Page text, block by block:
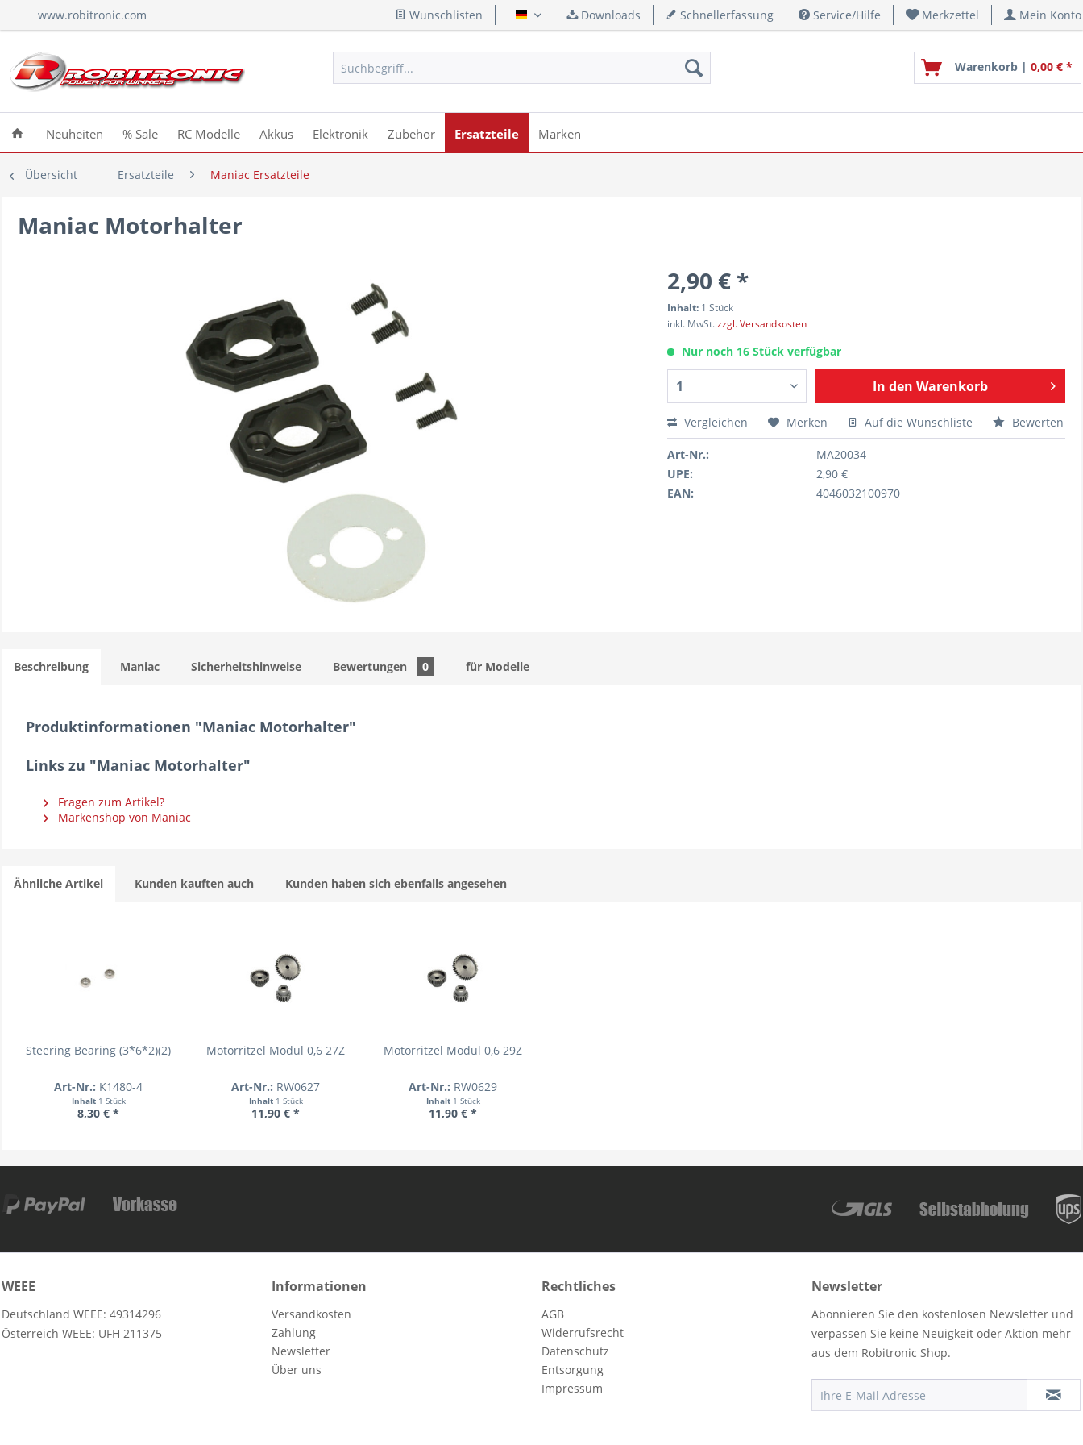
www.robitronic.com Wunschlisten Deutsch Downloads Schnellerfassung Service/Hilfe Merkzettel Mein Konto
Warenkorb | 0,00 € *
Neuheiten % Sale RC Modelle Akkus Elektronik Zubehör Ersatzteile Marken
Übersicht Ersatzteile Maniac Ersatzteile
Maniac Motorhalter
2,90 € *
Inhalt: 1 Stück
inkl. MwSt.zzgl. Versandkosten
Nur noch 16 Stück verfügbar
In den Warenkorb
Vergleichen Merken Auf die Wunschliste Bewerten
Art-Nr.:
MA20034
UPE:
2,90 €
EAN:
4046032100970
Beschreibung Maniac Sicherheitshinweise Bewertungen 0 für Modelle
Produktinformationen "Maniac Motorhalter"
Links zu "Maniac Motorhalter"
Fragen zum Artikel?
Markenshop von Maniac
Ähnliche Artikel Kunden kauften auch Kunden haben sich ebenfalls angesehen
Steering Bearing (3*6*2)(2)
Art-Nr.: K1480-4
Inhalt 1 Stück
8,30 € *
Motorritzel Modul 0,6 27Z
Art-Nr.: RW0627
Inhalt 1 Stück
11,90 € *
Motorritzel Modul 0,6 29Z
Art-Nr.: RW0629
Inhalt 1 Stück
11,90 € *
WEEE
Deutschland WEEE: 49314296
Österreich WEEE: UFH 211375
Informationen
Versandkosten
Zahlung
Newsletter
Über uns
Rechtliches
AGB
Widerrufsrecht
Datenschutz
Entsorgung
Impressum
Newsletter
Abonnieren Sie den kostenlosen Newsletter und
verpassen Sie keine Neuigkeit oder Aktion mehr
aus dem Robitronic Shop.